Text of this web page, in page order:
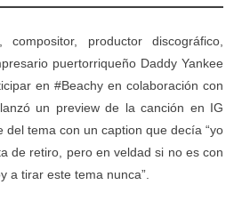
productor discográfico,
puertorriqueño Daddy Yankee
en #Beachy en colaboración con
un preview de la canción en IG
del tema con un caption que decía “yo
de retiro, pero en veldad si no es con
a tirar este tema nunca”.